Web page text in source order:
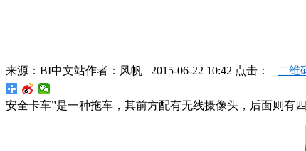
来源： BI中文站作者： 风帆 2015-06-22 10:42 点击： 二维
安全卡车”是一种拖车，其前方配有无线摄像头，后面则有